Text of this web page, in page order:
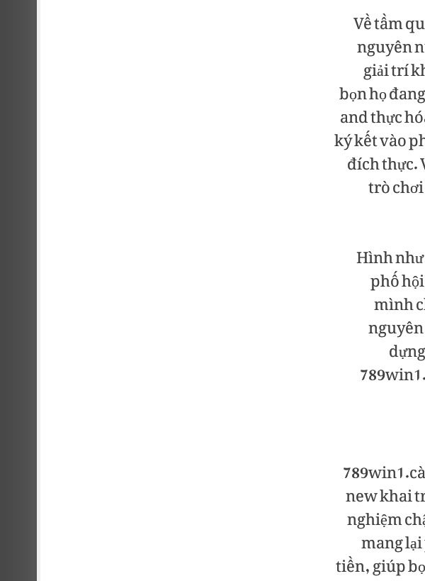
Về tầm
nguyên
giải trí
bọn họ
and thực
ký kết vào
đíchtrò
Hình
phố
mình
new khai
nghiệm
mang
tiền, giúp